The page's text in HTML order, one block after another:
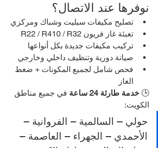
نوفرها عند الاتصال؟
تصليح مكيفات سبليت وشباك ومركزي
تعبئة غاز فريون R22 / R410 / R32
تركيب مكيفات جديدة بكل أنواعها
صيانة دورية وتنظيف داخلي وخارجي
فحص شامل لجميع المكونات + ضغط
الغاز
🕒 خدمة طارئة 24 ساعة
في جميع مناطق
الكويت:
حولي – السالمية – الفروانية –
الأحمدي – الجهراء – العاصمة –